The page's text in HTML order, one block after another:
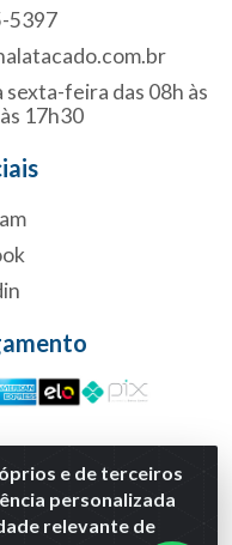
e de terceiros
personalizada
relevante de
5397
feira das 08h às
17h30
NC, Quadra1B Lote 1
Goias - Etapa Xiii,